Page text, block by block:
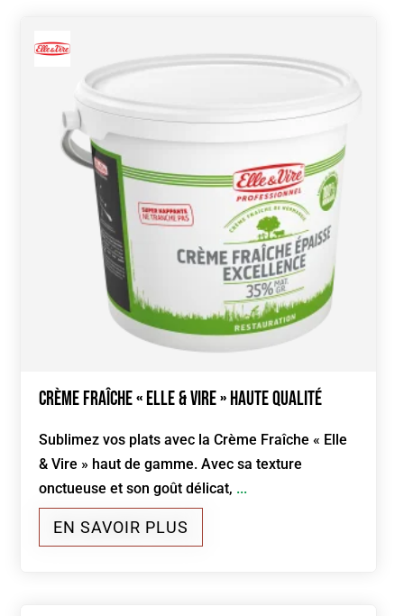
Crème Fraîche « Elle & Vire » haute qualité
Sublimez vos plats avec la Crème Fraîche « Elle
& Vire » haut de gamme. Avec sa texture
onctueuse et son goût délicat, ...
EN SAVOIR PLUS